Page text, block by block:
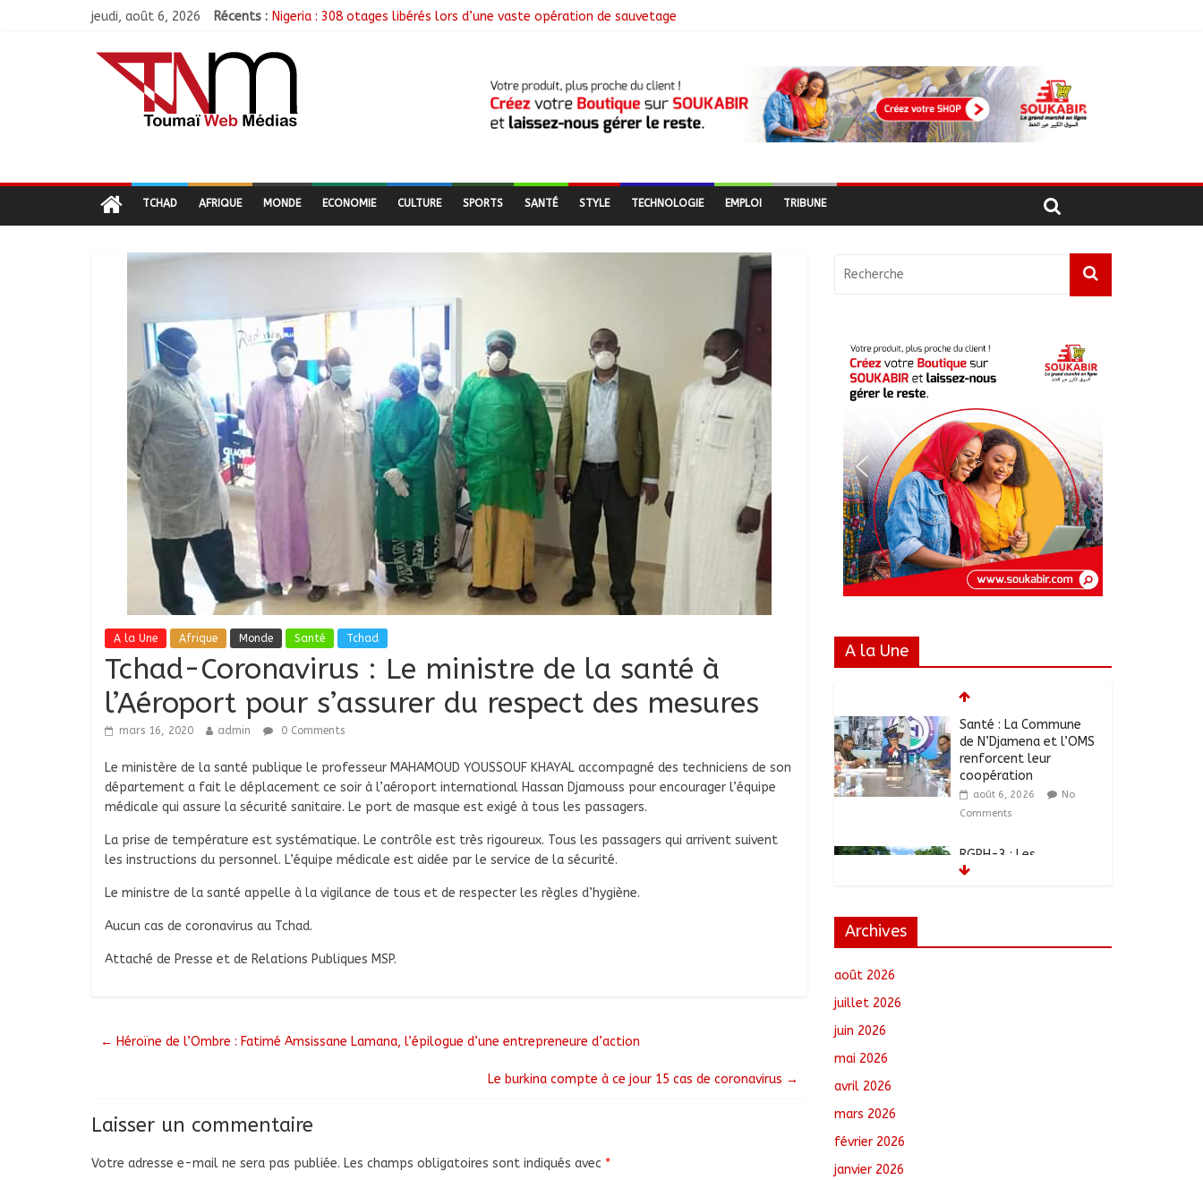
jeudi, août 6, 2026 Récents : Nigeria : 308 otages libérés lors d’une vaste opération de sauvetage
RGPH-3 : Les communautés nomades de Ferrick Kodjoguila se mobilisent pour le recensement
Jeunesse : Un programme d’un milliard de FCFA pour former 100 jeunes entrepreneurs tchadiens au Maroc
Tchad : L’AMET réagit à la suspension des demandes de création de journaux en ligne
TCHAD AFRIQUE MONDE ECONOMIE CULTURE SPORTS SANTÉ STYLE TECHNOLOGIE EMPLOI TRIBUNE
A la Une Afrique Monde Santé Tchad
Tchad-Coronavirus : Le ministre de la santé à
l’Aéroport pour s’assurer du respect des mesures
mars 16, 2020 admin 0 Comments
Le ministère de la santé publique le professeur MAHAMOUD YOUSSOUF KHAYAL accompagné des techniciens de son
département a fait le déplacement ce soir à l’aéroport international Hassan Djamouss pour encourager l’équipe
médicale qui assure la sécurité sanitaire. Le port de masque est exigé à tous les passagers.
La prise de température est systématique. Le contrôle est très rigoureux. Tous les passagers qui arrivent suivent
les instructions du personnel. L’équipe médicale est aidée par le service de la sécurité.
Le ministre de la santé appelle à la vigilance de tous et de respecter les règles d’hygiène.
Aucun cas de coronavirus au Tchad.
Attaché de Presse et de Relations Publiques MSP.
← Héroïne de l’Ombre : Fatimé Amsissane Lamana, l’épilogue d’une entrepreneure d’action
Le burkina compte à ce jour 15 cas de coronavirus →
Laisser un commentaire
Votre adresse e-mail ne sera pas publiée. Les champs obligatoires sont indiqués avec *
A la Une
Santé : La Commune
de N’Djamena et l’OMS
renforcent leur
coopération
août 6, 2026
No
Comments
RGPH-3 : Les
communautés
Archives
août 2026
juillet 2026
juin 2026
mai 2026
avril 2026
mars 2026
février 2026
janvier 2026